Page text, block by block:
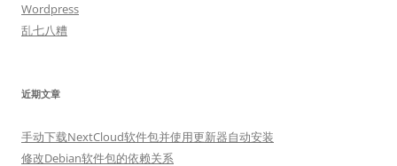
Wordpress
乱七八糟
近期文章
手动下载NextCloud软件包并使用更新器自动安装
修改Debian软件包的依赖关系